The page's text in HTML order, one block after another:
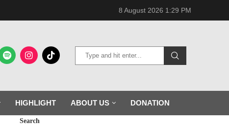
8 August 2026 1:29 PM
HIGHLIGHT ABOUT US DONATION
Search